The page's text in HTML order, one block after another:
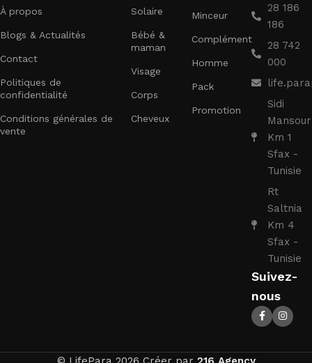
À propos
Blogs & Actualités
Contact
Politiques de
confidentialité
Conditions générales de
vente
Solaire
Bébé &
maman
Visage
Corps
Cheveux
Minceur
Complément
Homme
Pack
Promotion
28 186
186
28 742
000
Sidi
Mansour
Km 1
Sfax -
Tunisie
Rt
Saltnia
Km 4
Sfax -
Tunisie
Suivez-
nous